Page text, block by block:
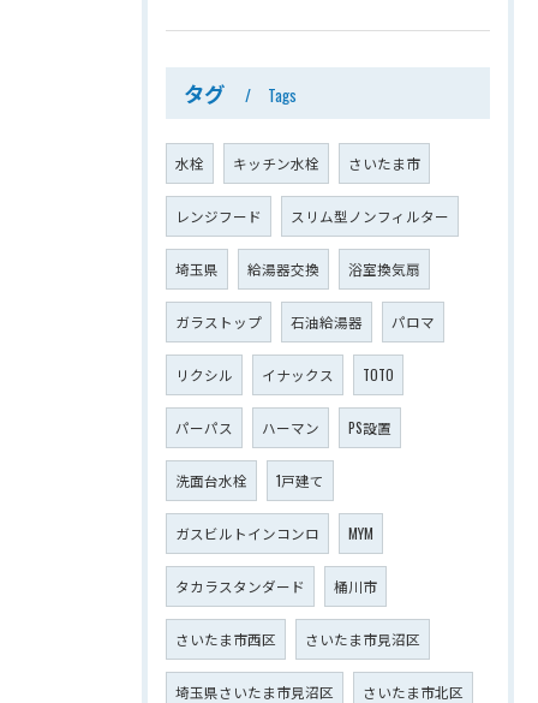
タグ Tags
水栓 キッチン水栓 さいたま市
レンジフード スリム型ノンフィルター
埼玉県 給湯器交換 浴室換気扇
ガラストップ 石油給湯器 パロマ
リクシル イナックス TOTO
パーパス ハーマン PS設置
洗面台水栓 1戸建て
ガスビルトインコンロ MYM
タカラスタンダード 桶川市
さいたま市西区 さいたま市見沼区
埼玉県さいたま市見沼区 さいたま市北区